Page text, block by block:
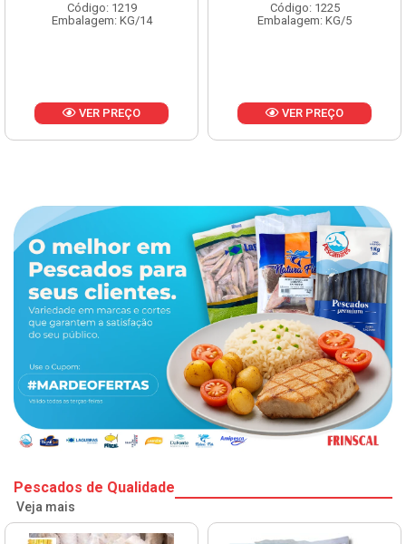
Código: 1219
Embalagem: KG/14
VER PREÇO
Código: 1225
Embalagem: KG/5
VER PREÇO
Pescados de Qualidade
Veja mais